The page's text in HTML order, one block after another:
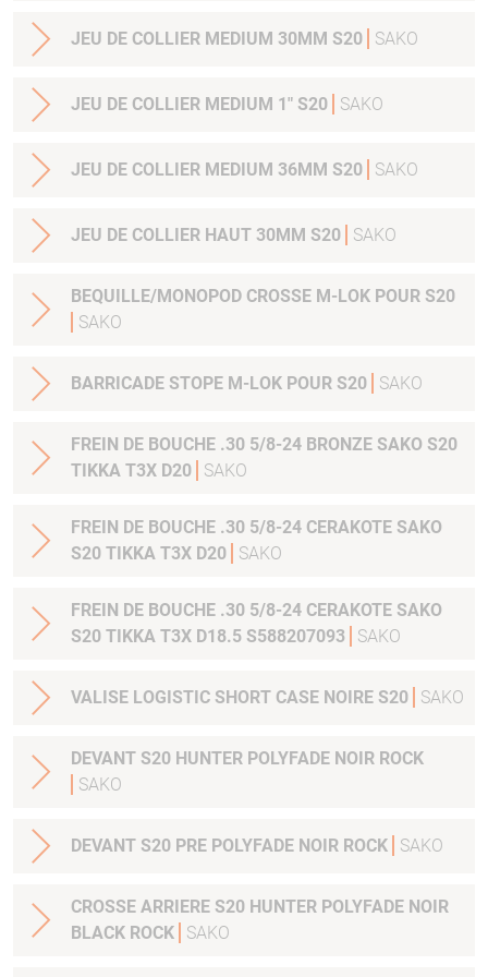
JEU DE COLLIER MEDIUM 30MM S20 SAKO
JEU DE COLLIER MEDIUM 1" S20 SAKO
JEU DE COLLIER MEDIUM 36MM S20 SAKO
JEU DE COLLIER HAUT 30MM S20 SAKO
BEQUILLE/MONOPOD CROSSE M-LOK POUR S20
SAKO
BARRICADE STOPE M-LOK POUR S20 SAKO
FREIN DE BOUCHE .30 5/8-24 BRONZE SAKO S20
TIKKA T3X D20
SAKO
FREIN DE BOUCHE .30 5/8-24 CERAKOTE SAKO
S20 TIKKA T3X D20
SAKO
FREIN DE BOUCHE .30 5/8-24 CERAKOTE SAKO
S20 TIKKA T3X D18.5 S588207093
SAKO
VALISE LOGISTIC SHORT CASE NOIRE S20 SAKO
DEVANT S20 HUNTER POLYFADE NOIR ROCK
SAKO
DEVANT S20 PRE POLYFADE NOIR ROCK SAKO
CROSSE ARRIERE S20 HUNTER POLYFADE NOIR
BLACK ROCK
SAKO